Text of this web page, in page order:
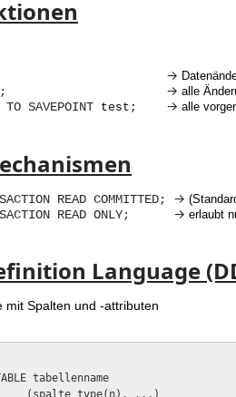
→
→ alle
SAVEPOINT test ; → alle
READ COMMITTED; →
READ ONLY; → erlaubt
Language
mit Spalten und -attributen
tabellenname
type(n), ...)